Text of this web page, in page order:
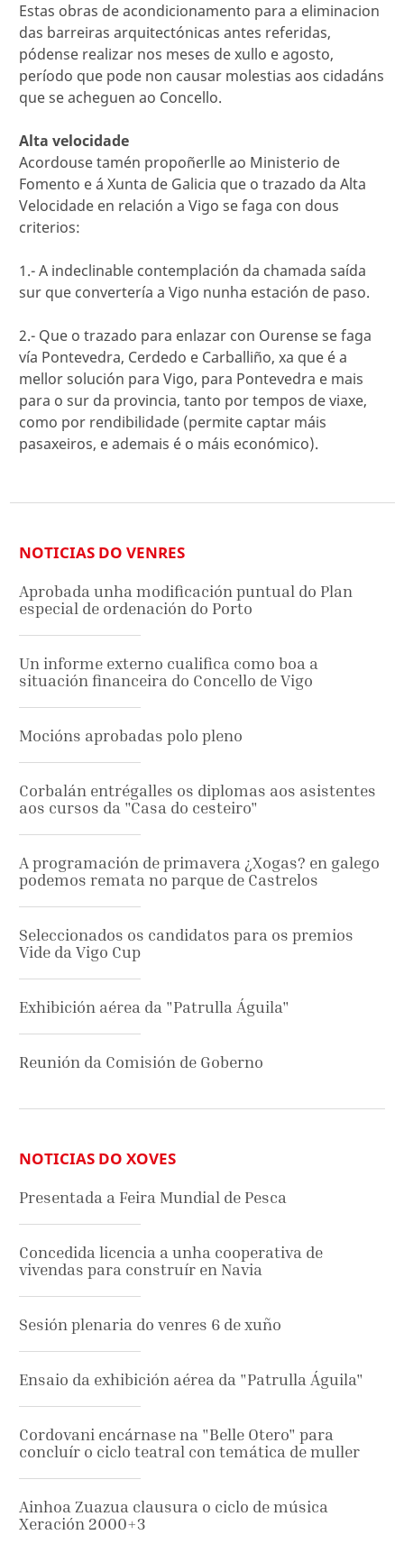
Estas obras de acondicionamento para a eliminacion
das barreiras arquitectónicas antes referidas,
pódense realizar nos meses de xullo e agosto,
período que pode non causar molestias aos cidadáns
que se acheguen ao Concello.
Alta velocidade
Acordouse tamén propoñerlle ao Ministerio de
Fomento e á Xunta de Galicia que o trazado da Alta
Velocidade en relación a Vigo se faga con dous
criterios:
1.- A indeclinable contemplación da chamada saída
sur que convertería a Vigo nunha estación de paso.
2.- Que o trazado para enlazar con Ourense se faga
vía Pontevedra, Cerdedo e Carballiño, xa que é a
mellor solución para Vigo, para Pontevedra e mais
para o sur da provincia, tanto por tempos de viaxe,
como por rendibilidade (permite captar máis
pasaxeiros, e ademais é o máis económico).
NOTICIAS DO VENRES
Aprobada unha modificación puntual do Plan
especial de ordenación do Porto
Un informe externo cualifica como boa a
situación financeira do Concello de Vigo
Mocións aprobadas polo pleno
Corbalán entrégalles os diplomas aos asistentes
aos cursos da "Casa do cesteiro"
A programación de primavera ¿Xogas? en galego
podemos remata no parque de Castrelos
Seleccionados os candidatos para os premios
Vide da Vigo Cup
Exhibición aérea da "Patrulla Águila"
Reunión da Comisión de Goberno
NOTICIAS DO XOVES
Presentada a Feira Mundial de Pesca
Concedida licencia a unha cooperativa de
vivendas para construír en Navia
Sesión plenaria do venres 6 de xuño
Ensaio da exhibición aérea da "Patrulla Águila"
Cordovani encárnase na "Belle Otero" para
concluír o ciclo teatral con temática de muller
Ainhoa Zuazua clausura o ciclo de música
Xeración 2000+3